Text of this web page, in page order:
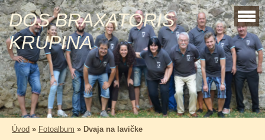
DOS BRAXATORIS
KRUPINA
Úvod » Fotoalbum » Dvaja na lavičke